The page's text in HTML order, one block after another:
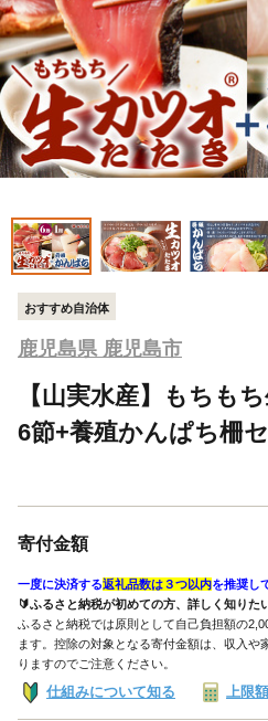
おすすめ自治体
鹿児島県 鹿児島市
【山実水産】もちも
6節+養殖かんぱち柵
寄付金額
一度に決済する返礼品数は３つ以内を推奨し
🔰ふるさと納税が初めての方、詳しく知りた
ふるさと納税では原則として自己負担額の
ます。控除の対象となる寄付金額は、収入や
りますのでご注意ください。
仕組みについて知る 上限